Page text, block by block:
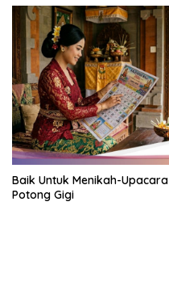
Baik Untuk Menikah-Upacara
Potong Gigi